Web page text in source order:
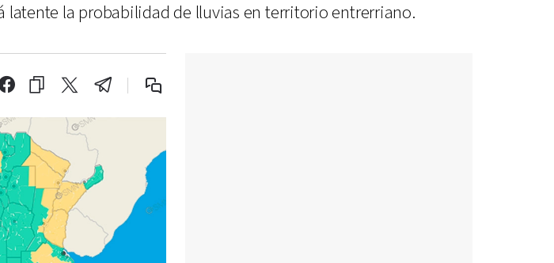
latente la probabilidad de lluvias en territorio entrerriano.